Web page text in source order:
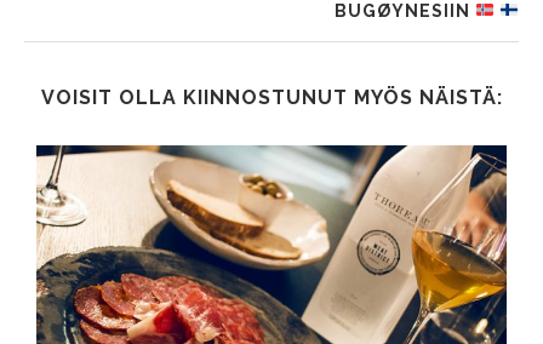
BUGØYNESIIN
VOISIT OLLA KIINNOSTUNUT MYÖS NÄISTÄ: